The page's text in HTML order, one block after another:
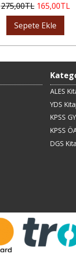
275,00TL 165,00TL
Sepete Ekle
ALES
YDS
KPSS
KPSS
DGS